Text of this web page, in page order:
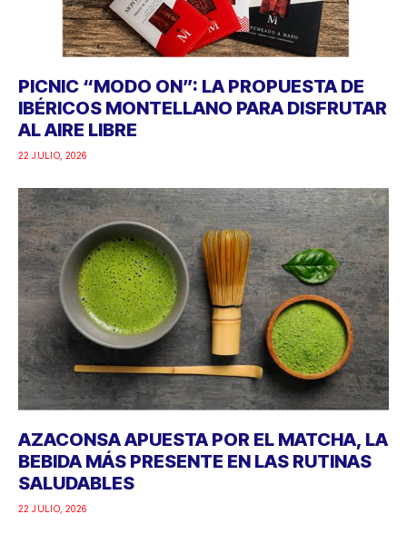
PICNIC “MODO ON”: LA PROPUESTA DE
IBÉRICOS MONTELLANO PARA DISFRUTAR
AL AIRE LIBRE
22 JULIO, 2026
AZACONSA APUESTA POR EL MATCHA, LA
BEBIDA MÁS PRESENTE EN LAS RUTINAS
SALUDABLES
22 JULIO, 2026